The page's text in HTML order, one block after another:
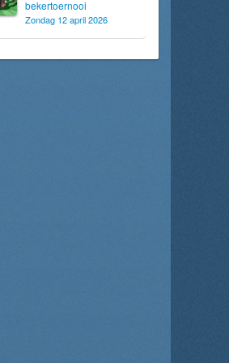
bekertoernooi
Zondag 12 april 2026